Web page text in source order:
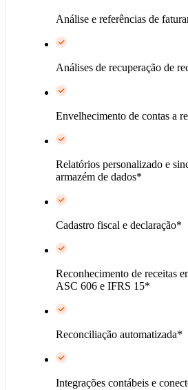
Análise e referências de
Análises de recuperação de
Envelhecimento de contas a
Relatórios personalizado e
armazém de dados*
Cadastro fiscal e declaração*
Reconhecimento de receitas
ASC 606 e IFRS 15*
Reconciliação automatizada*
Integrações contábeis e